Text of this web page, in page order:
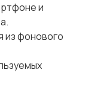
и
из фонового